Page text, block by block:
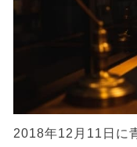
2018年12月11日に